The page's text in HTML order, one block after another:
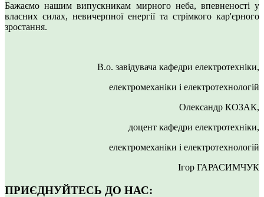
Бажаємо нашим випускникам мирного неба, впевненості у
власних силах, невичерпної енергії та стрімкого кар'єрного
зростання.
В.о. завідувача кафедри електротехніки,
електромеханіки і електротехнологій
Олександр КОЗАК,
доцент кафедри електротехніки,
електромеханіки і електротехнологій
Ігор ГАРАСИМЧУК
ПРИЄДНУЙТЕСЬ ДО НАС: